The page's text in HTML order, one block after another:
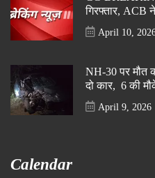
गिरफ्तार, ACB
April 10,
NH-30 पर मौत
दो कार, 6 की
April 9, 2026
Calendar